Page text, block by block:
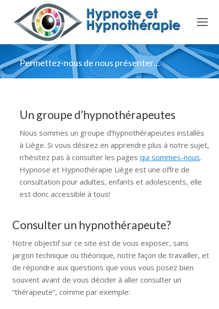
Permettez-nous de nous présenter…
Un groupe d’hypnothérapeutes
Nous sommes un groupe d’hypnothérapeutes installés
à Liège. Si vous désirez en apprendre plus à notre sujet,
n’hésitez pas à consulter les pages qui sommes-nous.
Hypnose et Hypnothérapie Liège est une offre de
consultation pour adultes, enfants et adolescents, elle
est donc accessible à tous!
Consulter un hypnothérapeute?
Notre objectif sur ce site est de vous exposer, sans
jargon technique ou théorique, notre façon de travailler, et
de répondre aux questions que vous vous posez bien
souvent avant de vous décider à aller consulter un
“thérapeute”, comme par exemple: